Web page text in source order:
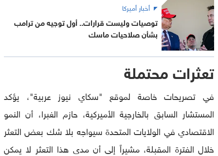
أخبار أميركا
توصيات وليست قرارات.. أول توجيه من ترامب
بشأن صلاحيات ماسك
تعثرات محتملة
في تصريحات خاصة لموقع "سكاي نيوز عربية"، يؤكد
المستشار السابق بالخارجية الأميركية، حازم الغبرا، أن النمو
الاقتصادي في الولايات المتحدة سيواجه بلا شك بعض التعثر
خلال الفترة المقبلة، مشيراً إلى أن مدى هذا التعثر لا يمكن